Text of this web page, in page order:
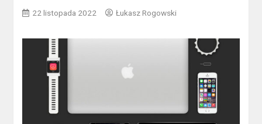
22 listopada 2022 Łukasz Rogowski